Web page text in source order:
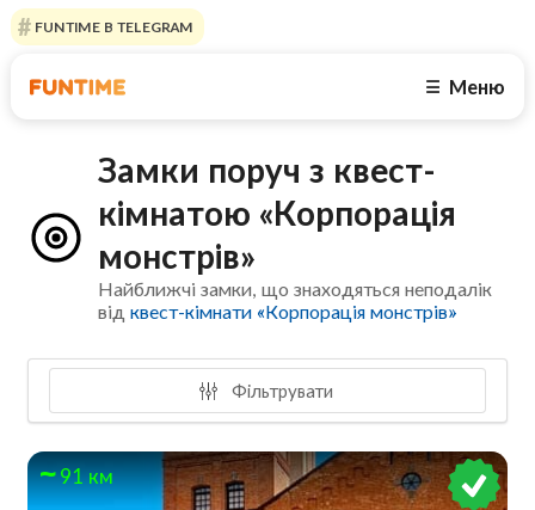
FUNTIME В TELEGRAM
☰ Меню
Замки поруч з квест-
кімнатою «Корпорація
монстрів»
Найближчі замки, що знаходяться неподалік
відквест-кімнати «Корпорація монстрів»
Фільтрувати
91 км